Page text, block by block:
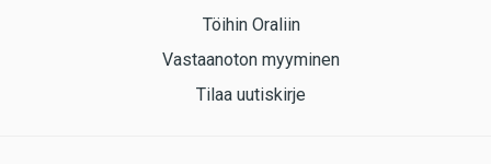
Töihin Oraliin
Vastaanoton myyminen
Tilaa uutiskirje